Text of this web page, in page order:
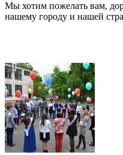
Мы хотим пожелать вам,
нашему городу и нашей